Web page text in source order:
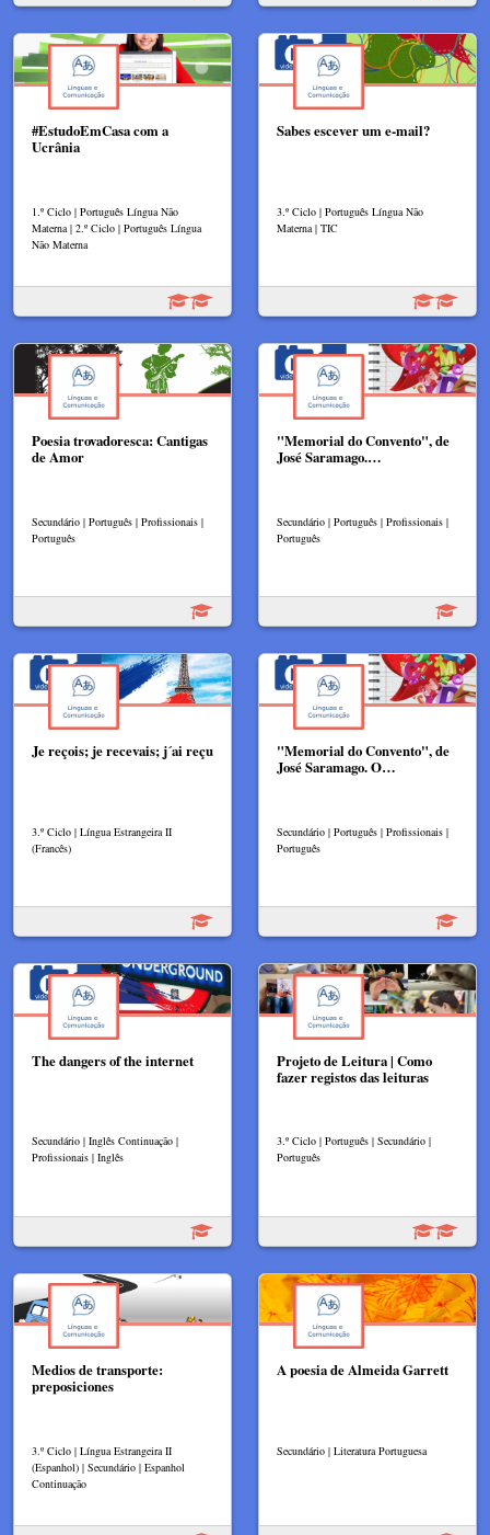
#EstudoEmCasa com a
Ucrânia
1.º Ciclo | Português Língua Não
Materna | 2.º Ciclo | Português Língua
Não Materna
Sabes escever um e-mail?
3.º Ciclo | Português Língua Não
Materna | TIC
Poesia trovadoresca: Cantigas
de Amor
Secundário | Português | Profissionais |
Português
"Memorial do Convento", de
José Saramago.…
Secundário | Português | Profissionais |
Português
Je reçois; je recevais; j´ai reçu
3.º Ciclo | Língua Estrangeira II
(Francês)
"Memorial do Convento", de
José Saramago. O…
Secundário | Português | Profissionais |
Português
The dangers of the internet
Secundário | Inglês Continuação |
Profissionais | Inglês
Projeto de Leitura | Como
fazer registos das leituras
3.º Ciclo | Português | Secundário |
Português
Medios de transporte:
preposiciones
3.º Ciclo | Língua Estrangeira II
(Espanhol) | Secundário | Espanhol
Continuação
A poesia de Almeida Garrett
Secundário | Literatura Portuguesa